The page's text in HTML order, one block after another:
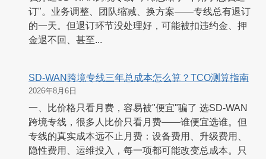
订"。业务调整、团队缩减、换方案——专线总有退订
的一天。但退订环节没处理好，可能被扣违约金、押
金退不回、甚至...
SD-WAN跨境专线三年总成本怎么算？TCO测算指南
2026年8月6日
一、比价格只看月费，容易被"便宜"骗了 选SD-WAN
跨境专线，很多人比价只看月费——谁便宜选谁。但
专线的真实成本远不止月费：设备费用、升级费用、
隐性费用、运维投入，每一项都可能改变总成本。只